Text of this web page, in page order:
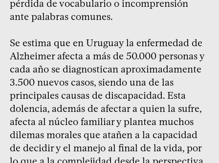
pérdida de vocabulario o incomprensión
ante palabras comunes.
Se estima que en Uruguay la enfermedad de
Alzheimer afecta a más de 50.000 personas y
cada año se diagnostican aproximadamente
3.500 nuevos casos, siendo una de las
principales causas de discapacidad. Esta
dolencia, además de afectar a quien la sufre,
afecta al núcleo familiar y plantea muchos
dilemas morales que atañen a la capacidad
de decidir y el manejo al final de la vida, por